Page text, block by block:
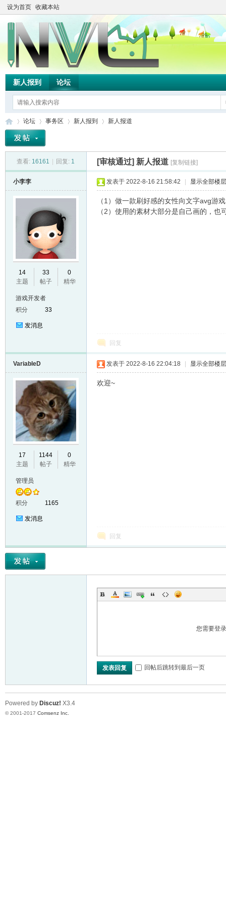
设为首页 收藏本站
新人报到 论坛
M
论坛
›
事务区
›
新人报到
›
新人报道
查看: 16161 回复: 1 [审核通过] 新人报道 [复制链接]
小李李
14
主题
33
帖子
0
精华
游戏开发者
积分
33
发消息
发表于 2022-8-16 21:58:42 显示全部楼层
（1）做一款刷好感的女性向文字avg游戏
（2）使用的素材大部分是自己画的，
回复
VariableD
17
主题
1144
帖子
0
精华
管理员
积分 1165
发消息
发表于 2022-8-16 22:04:18 显示全部楼层
欢迎~
回复
您需要登
发表回复 回帖后跳转到最后一页
Powered by Discuz! X3.4
© 2001-2017 Comsenz Inc.